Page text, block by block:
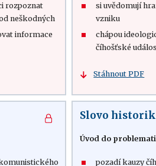
rozpoznat
neškodných
informace
si uvědomují
vzniku
chápou
číhošťské
Stáhnout PDF
Slovo
Úvod do
pozadí kauzy